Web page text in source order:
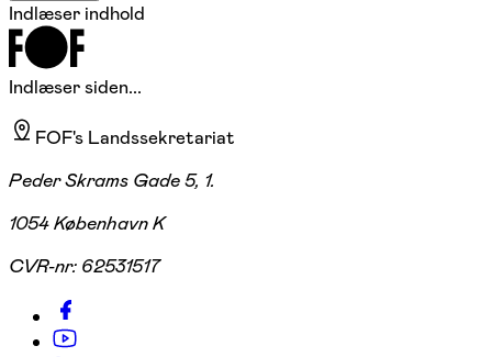
Indlæser indhold
Indlæser siden...
FOF's Landssekretariat
Peder Skrams Gade 5, 1.
1054 København K
CVR-nr: 62531517